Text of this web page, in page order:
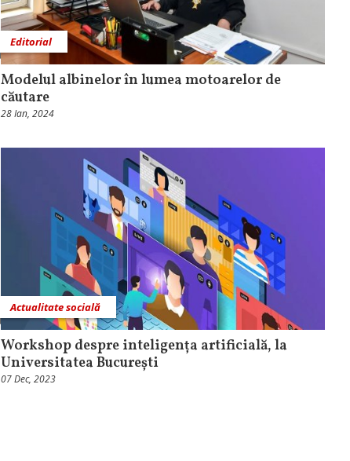
Editorial
Modelul albinelor în lumea motoarelor de
căutare
28 Ian, 2024
Actualitate socială
Workshop despre inteligența artificială, la
Universitatea București
07 Dec, 2023